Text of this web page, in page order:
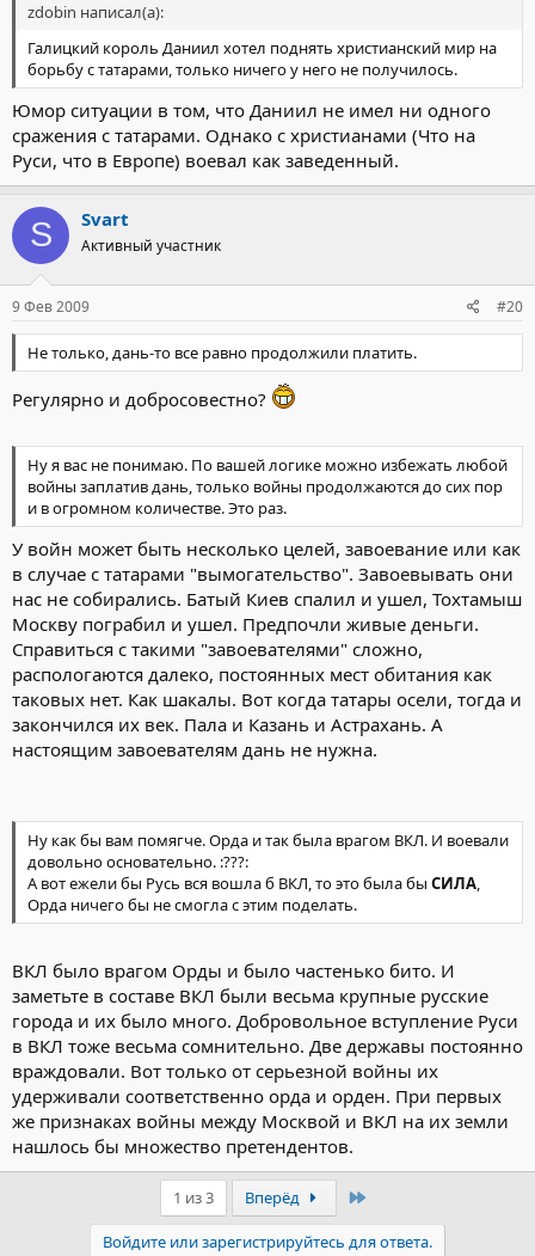
zdobin написал(а):
Галицкий король Даниил хотел поднять христианский мир на
борьбу с татарами, только ничего у него не получилось.
Юмор ситуации в том, что Даниил не имел ни одного
сражения с татарами. Однако с христианами (Что на
Руси, что в Европе) воевал как заведенный.
S Svart
Активный участник
9 Фев 2009 #20
Не только, дань-то все равно продолжили платить.
Регулярно и добросовестно?
Ну я вас не понимаю. По вашей логике можно избежать любой
войны заплатив дань, только войны продолжаются до сих пор
и в огромном количестве. Это раз.
У войн может быть несколько целей, завоевание или как
в случае с татарами "вымогательство". Завоевывать они
нас не собирались. Батый Киев спалил и ушел, Тохтамыш
Москву пограбил и ушел. Предпочли живые деньги.
Справиться с такими "завоевателями" сложно,
распологаются далеко, постоянных мест обитания как
таковых нет. Как шакалы. Вот когда татары осели, тогда и
закончился их век. Пала и Казань и Астрахань. А
настоящим завоевателям дань не нужна.
Ну как бы вам помягче. Орда и так была врагом ВКЛ. И воевали
довольно основательно. :???:
А вот ежели бы Русь вся вошла б ВКЛ, то это была бы СИЛА,
Орда ничего бы не смогла с этим поделать.
ВКЛ было врагом Орды и было частенько бито. И
заметьте в составе ВКЛ были весьма крупные русские
города и их было много. Добровольное вступление Руси
в ВКЛ тоже весьма сомнительно. Две державы постоянно
враждовали. Вот только от серьезной войны их
удерживали соответственно орда и орден. При первых
же признаках войны между Москвой и ВКЛ на их земли
нашлось бы множество претендентов.
1 из 3 Вперёд
Войдите или зарегистрируйтесь для ответа.